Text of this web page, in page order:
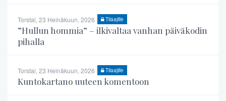
Torstai, 23 Heinäkuun, 2026 Tilaajille
”Hullun hommia” – ilkivaltaa vanhan päiväkodin
pihalla
Torstai, 23 Heinäkuun, 2026 Tilaajille
Kuntokartano uuteen komentoon